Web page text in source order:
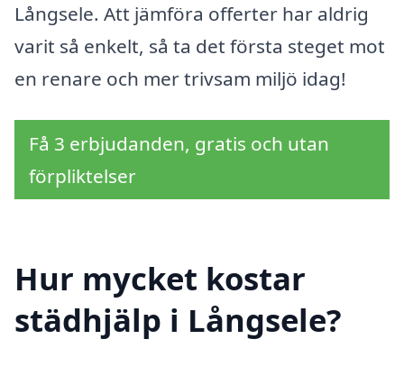
Långsele. Att jämföra offerter har aldrig
varit så enkelt, så ta det första steget mot
en renare och mer trivsam miljö idag!
Få 3 erbjudanden, gratis och utan
förpliktelser
Hur mycket kostar
städhjälp i Långsele?